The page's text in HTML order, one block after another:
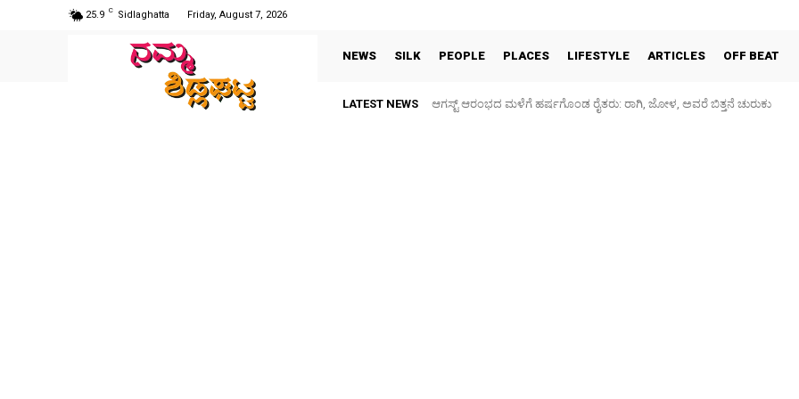
25.9 C Sidlaghatta Friday, August 7, 2026
NEWS SILK PEOPLE PLACES LIFESTYLE ARTICLES OFF BEAT
LATEST NEWS ಕನಕನಗರ: ಗರುಡಾದ್ರಿ ಶಾಲೆ ಮುಂಭಾಗದ ರಸ್ತೆ ಕೆಸರುಮಯ, ಮಕ್ಕಳಿಗೆ ಗಾಯ – ಪೋಷಕರ